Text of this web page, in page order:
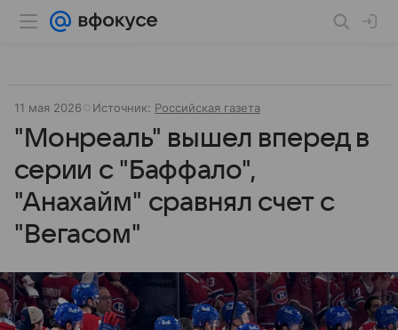
11 мая 2026 Источник: Российская газета
"Монреаль" вышел вперед в
серии с "Баффало",
"Анахайм" сравнял счет с
"Вегасом"